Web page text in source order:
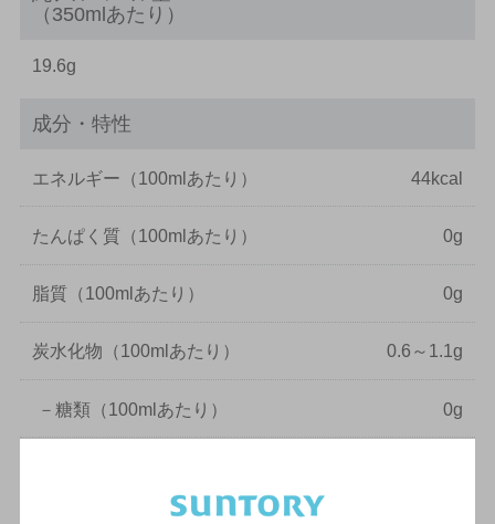
（350mlあたり）
19.6g
成分・特性
エネルギー （100mlあたり） 44kcal
たんぱく質 （100mlあたり） 0g
脂質 （100mlあたり） 0g
炭水化物 （100mlあたり） 0.6～1.1g
－糖類 （100mlあたり） 0g